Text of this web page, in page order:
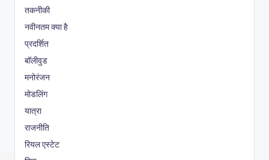
तकनीकी
नवीनतम क्या है
प्रदर्शित
बॉलीवुड
मनोरंजन
मोडलिंग
यात्रा
राजनीति
रियल एस्टेट